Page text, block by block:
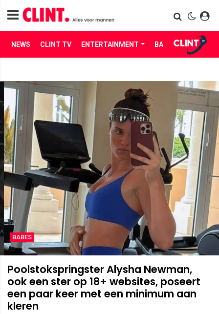
NEWS CLINT TV ENTERTAINMENT BABES LIFE
BABES
Poolstokspringster Alysha Newman,
ook een ster op 18+ websites, poseert
een paar keer met een minimum aan
kleren